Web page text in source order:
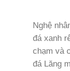
Nghệ
đá xanh
chạm và
đá Lăng